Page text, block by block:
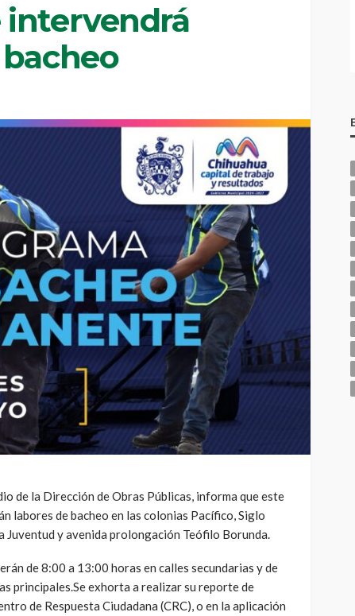
intervendrá
de la Dirección de Obras Públicas, informa que este
labores de bacheo en las colonias Pacífico, Siglo
Juventud y avenida prolongación Teófilo Borunda.
de 8:00 a 13:00 horas en calles secundarias y de
principales.Se exhorta a realizar su reporte de
de Respuesta Ciudadana (CRC), o en la aplicación